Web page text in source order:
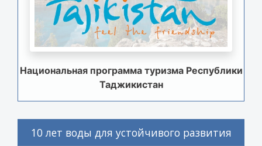
Национальная программа туризма Республики
Таджикистан
10 лет воды для устойчивого развития